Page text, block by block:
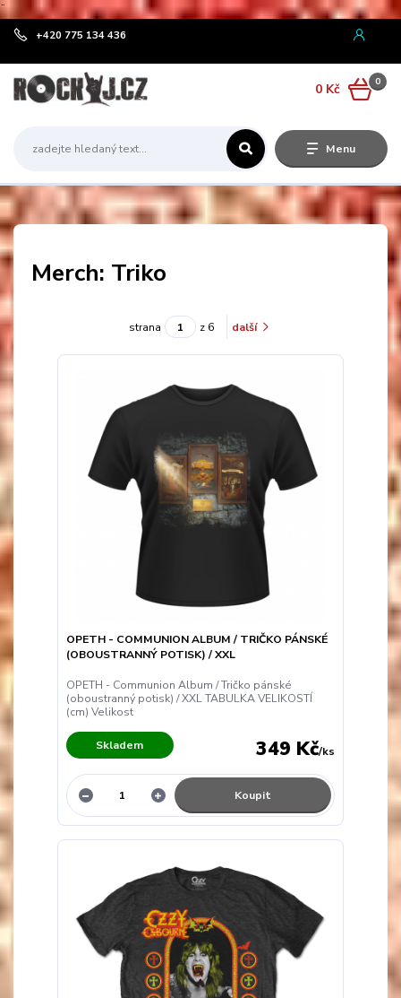
¨
Menu
+420 775 134 436
0
0 Kč
Merch: Triko
strana z 6 další
OPETH - COMMUNION ALBUM / TRIČKO PÁNSKÉ
(OBOUSTRANNÝ POTISK) / XXL
OPETH - Communion Album / Tričko pánské
(oboustranný potisk) / XXL TABULKA VELIKOSTÍ
(cm) Velikost
349 Kč/ks
Skladem
Koupit